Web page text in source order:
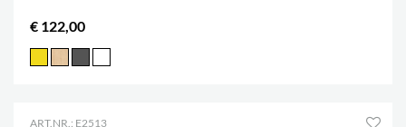
€ 122,00
ART.NR.: E2513